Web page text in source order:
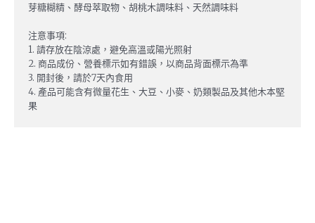
芽糖糊精、酵母萃取物、胡桃木調味料、天然調味料
注意事項:
1. 請存放在陰涼處，避免高溫或陽光照射
2. 商品成份、營養標示如有錯誤，以商品背面標示為準
3. 開封後，請於7天內食用
4. 產品可能含有微量花生、大豆、小麥、奶類製品及其他木本堅
果